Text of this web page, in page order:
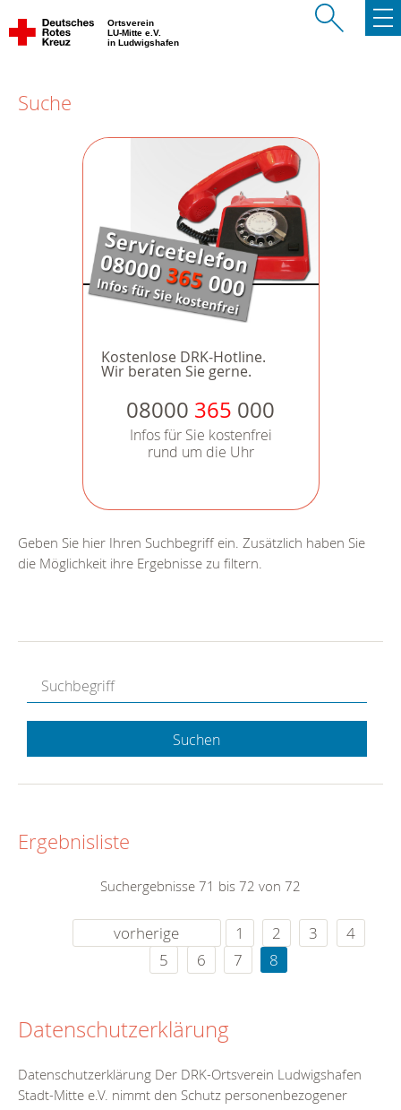
Ortsverein
LU-Mitte e.V.
in Ludwigshafen
Suche
Kostenlose DRK-Hotline.
Wir beraten Sie gerne.
08000 365 000
Infos für Sie kostenfrei
rund um die Uhr
Geben Sie hier Ihren Suchbegriff ein. Zusätzlich haben Sie
die Möglichkeit ihre Ergebnisse zu filtern.
Suchen
Ergebnisliste
Suchergebnisse 71 bis 72 von 72
vorherige 1 2 3
4
5
6 7 8
Datenschutzerklärung
Datenschutzerklärung Der DRK-Ortsverein Ludwigshafen
Stadt-Mitte e.V. nimmt den Schutz personenbezogener